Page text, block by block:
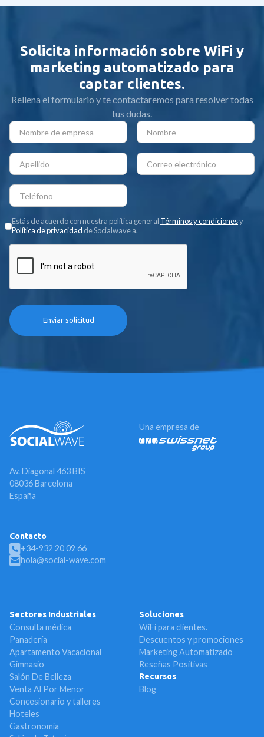
Solicita información sobre WiFi y
marketing automatizado para
captar clientes.
Rellena el formulario y te contactaremos para resolver todas
tus dudas.
Estás de acuerdo con nuestra política general Términos y condicionesy
Política de privacidad de Socialwave a.
Av. Diagonal 463 BIS
08036 Barcelona
España
Una empresa de
Contacto
+34-932 20 09 66
hola@social-wave.com
Sectores Industriales
Consulta médica
Panadería
Apartamento Vacacional
Gimnasio
Salón De Belleza
Venta Al Por Menor
Concesionario y talleres
Hoteles
Gastronomía
Soluciones
WiFi para clientes.
Descuentos y promociones
Marketing Automatizado
Reseñas Positivas
Recursos
Blog